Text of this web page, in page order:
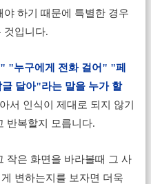
하기 때문에 특별한 경우
것입니다.
"누구에게 전화 걸어" "페
달아"라는 말을 누가 할
서 인식이 제대로 되지 않기
반복할지 모릅니다.
작은 화면을 바라볼때 그 사
변하는지를 보자면 더욱